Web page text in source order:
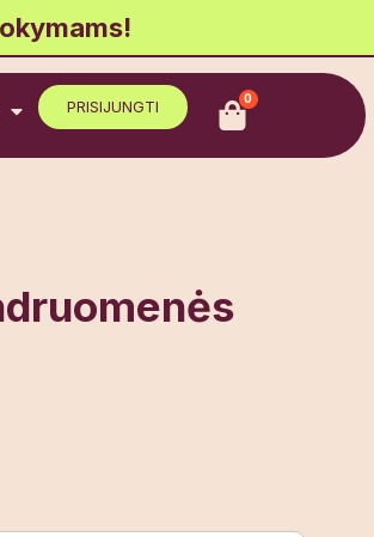
PRISIJUNGTI 0